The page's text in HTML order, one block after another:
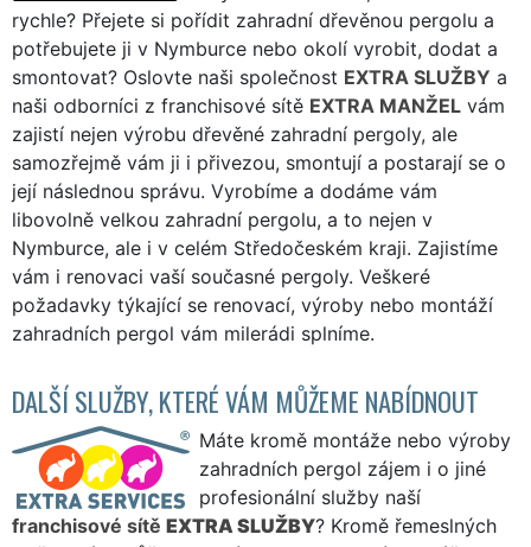
rychle? Přejete si pořídit zahradní dřevěnou pergolu a
potřebujete ji v Nymburce nebo okolí vyrobit, dodat a
smontovat? Oslovte naši společnost EXTRA SLUŽBY a
naši odborníci z franchisové sítě EXTRA MANŽEL vám
zajistí nejen výrobu dřevěné zahradní pergoly, ale
samozřejmě vám ji i přivezou, smontují a postarají se o
její následnou správu. Vyrobíme a dodáme vám
libovolně velkou zahradní pergolu, a to nejen v
Nymburce, ale i v celém Středočeském kraji. Zajistíme
vám i renovaci vaší současné pergoly. Veškeré
požadavky týkající se renovací, výroby nebo montáží
zahradních pergol vám milerádi splníme.
DALŠÍ SLUŽBY, KTERÉ VÁM MŮŽEME NABÍDNOUT
Máte kromě montáže nebo výroby
zahradních pergol zájem i o jiné
profesionální služby naší
franchisové sítě EXTRA SLUŽBY? Kromě řemeslných